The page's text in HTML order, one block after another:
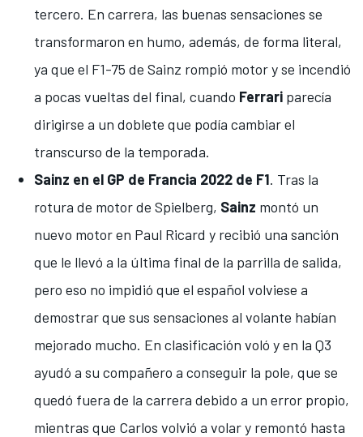
tercero. En carrera, las buenas sensaciones se
transformaron en humo, además, de forma literal,
ya que el F1-75 de Sainz rompió motor y se incendió
a pocas vueltas del final, cuando Ferrari parecía
dirigirse a un doblete que podía cambiar el
transcurso de la temporada.
Sainz en el GP de Francia 2022 de F1. Tras la
rotura de motor de Spielberg, Sainz montó un
nuevo motor en Paul Ricard y recibió una sanción
que le llevó a la última final de la parrilla de salida,
pero eso no impidió que el español volviese a
demostrar que sus sensaciones al volante habían
mejorado mucho. En clasificación voló y en la Q3
ayudó a su compañero a conseguir la pole, que se
quedó fuera de la carrera debido a un error propio,
mientras que Carlos volvió a volar y remontó hasta